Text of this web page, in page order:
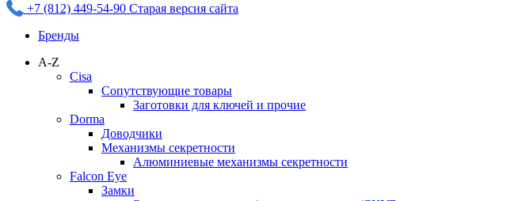
+7 (812) 449-54-90 Старая версия сайта
Бренды
A-Z
Cisa
Сопутствующие товары
Заготовки для ключей и прочие
Dorma
Доводчики
Механизмы секретности
Алюминиевые механизмы секретности
Falcon Eye
Замки